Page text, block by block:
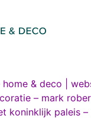
home & deco |
– mark
koninklijk paleis